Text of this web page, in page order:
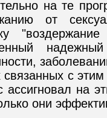
на те
от
связанных с
ассигновал на
они